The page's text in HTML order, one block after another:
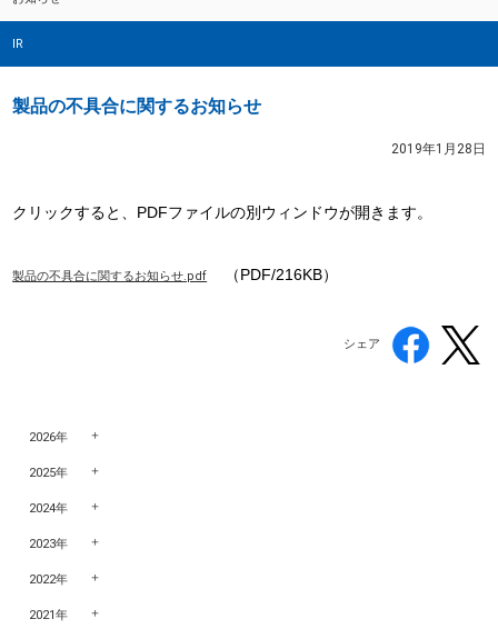
IR
製品の不具合に関するお知らせ
2019年1月28日
クリックすると、PDFファイルの別ウィンドウが開きます。
製品の不具合に関するお知らせ.pdf （PDF/216KB）
シェア
2026年
2025年
2024年
2023年
2022年
2021年